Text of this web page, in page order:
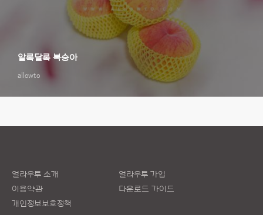
allowto
알록달록 복숭아
얼라우투 소개
이용약관
개인정보보호정책
얼라우투 가입
다운로드 가이드